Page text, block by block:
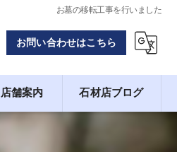
お墓の移転工事を行いました
お問い合わせはこちら
店舗案内 石材店ブログ